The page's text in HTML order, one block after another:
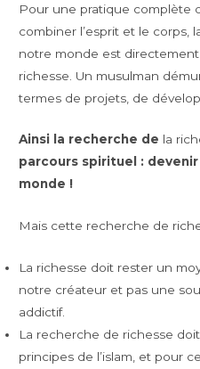
Pour une pratique complète
combiner l’esprit et le corps,
notre monde est
richesse. Un musulman
termes de projets, de
Ainsi la recherche de la
parcours spirituel :
monde !
Mais cette recherche de
La richesse doit rester un
notre créateur et pas une
addictif.
La recherche de richesse
principes de l’islam, et pour